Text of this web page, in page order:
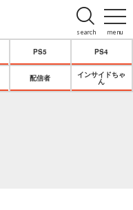
menu
search
PS5 PS4
配信者
インサイドちゃ
ん